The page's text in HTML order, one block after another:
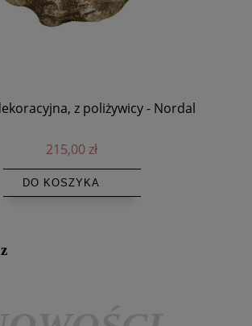
z poliżywicy - Nordal
215,00 zł
DO KOSZYKA